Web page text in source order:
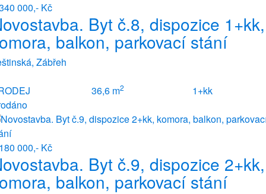
000,- Kč
Byt č.8, dispozice 1+kk,
balkon, parkovací stání
Zábřeh
36,6 m2
1+kk
000,- Kč
Byt č.9, dispozice 2+kk,
balkon, parkovací stání